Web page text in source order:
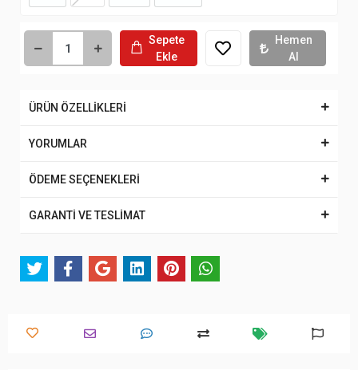
Sepete
Ekle
Hemen
Al
ÜRÜN ÖZELLİKLERİ
YORUMLAR
ÖDEME SEÇENEKLERİ
GARANTİ VE TESLİMAT